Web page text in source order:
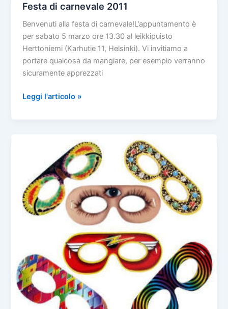
Festa di carnevale 2011
Benvenuti alla festa di carnevale!L’appuntamento è
per sabato 5 marzo ore 13.30 al leikkipuisto
Herttoniemi (Karhutie 11, Helsinki). Vi invitiamo a
portare qualcosa da mangiare, per esempio verranno
sicuramente apprezzati
Festa
Leggi l'articolo »